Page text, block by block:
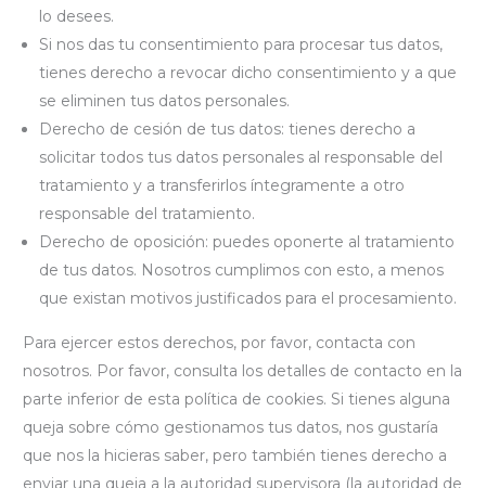
lo desees.
Si nos das tu consentimiento para procesar tus datos,
tienes derecho a revocar dicho consentimiento y a que
se eliminen tus datos personales.
Derecho de cesión de tus datos: tienes derecho a
solicitar todos tus datos personales al responsable del
tratamiento y a transferirlos íntegramente a otro
responsable del tratamiento.
Derecho de oposición: puedes oponerte al tratamiento
de tus datos. Nosotros cumplimos con esto, a menos
que existan motivos justificados para el procesamiento.
Para ejercer estos derechos, por favor, contacta con
nosotros. Por favor, consulta los detalles de contacto en la
parte inferior de esta política de cookies. Si tienes alguna
queja sobre cómo gestionamos tus datos, nos gustaría
que nos la hicieras saber, pero también tienes derecho a